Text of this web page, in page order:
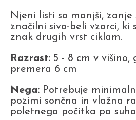
Njeni listi so manjši, zanje
značilni sivo-beli vzorci, ki
znak drugih vrst ciklam.
Razrast: 5 - 8 cm v višino,
premera 6 cm
Nega: Potrebuje
pozimi sončna in vlažna
poletnega počitka pa